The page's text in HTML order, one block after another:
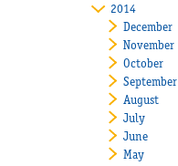
2014
December
November
October
September
August
July
June
May